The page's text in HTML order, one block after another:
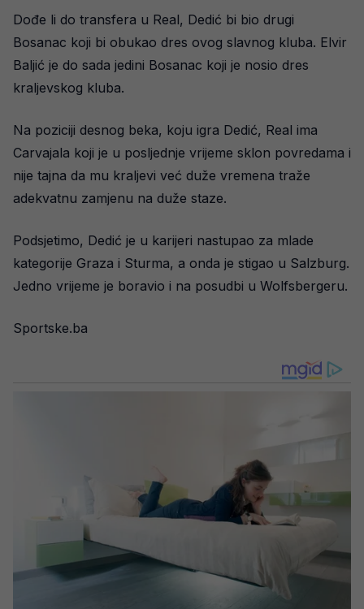
Dođe li do transfera u Real, Dedić bi bio drugi
Bosanac koji bi obukao dres ovog slavnog kluba. Elvir
Baljić je do sada jedini Bosanac koji je nosio dres
kraljevskog kluba.
Na poziciji desnog beka, koju igra Dedić, Real ima
Carvajala koji je u posljednje vrijeme sklon povredama i
nije tajna da mu kraljevi već duže vremena traže
adekvatnu zamjenu na duže staze.
Podsjetimo, Dedić je u karijeri nastupao za mlade
kategorije Graza i Sturma, a onda je stigao u Salzburg.
Jedno vrijeme je boravio i na posudbi u Wolfsbergeru.
Sportske.ba